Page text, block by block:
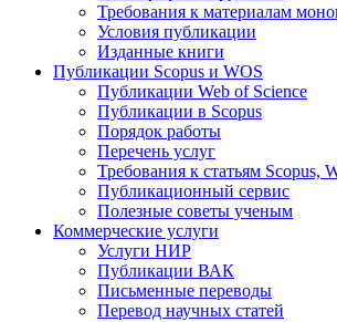
Требования к материалам
Условия публикации
Изданные книги
Публикации Scopus и WOS
Публикации Web of Science
Публикации в Scopus
Порядок работы
Перечень услуг
Требования к статьям Scopus,
Публикационный сервис
Полезные советы ученым
Коммерческие услуги
Услуги НИР
Публикации ВАК
Письменные переводы
Перевод научных статей